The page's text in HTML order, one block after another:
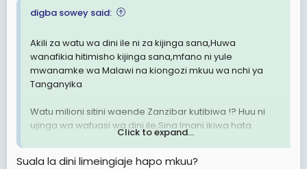
digba sowey said:
Akili za watu wa dini ile ni za kijinga sana,Huwa
wanafikia hitimisho kijinga sana,mfano ni yule
mwanamke wa Malawi na kiongozi mkuu wa nchi ya
Tanganyika
Watu milioni sitini waende Zanzibar kutibiwa !? Huu ni
ujinga wa wafuasi wa dini ile,Sina Imani ikiwa hata
watanganyika milioni Tano Huwa wanatembelea
Click to expand...
Suala la dini limeingiaje hapo mkuu?